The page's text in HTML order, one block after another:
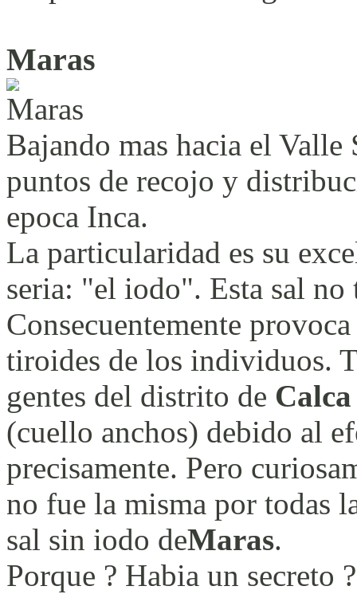
Maras
Bajando mas hacia el Valle
puntos de recojo y
epoca Inca.
La particularidad es su
seria: "el iodo". Esta sal no
Consecuentemente
tiroides de los individuos.
gentes del distrito de Calca
(cuello anchos) debido al
precisamente. Pero
no fue la misma por todas
sal sin iodo deMaras.
Porque ? Habia un secreto ?